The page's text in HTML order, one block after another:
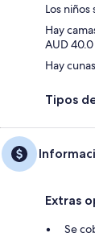
Los
Hay
AUD
Hay
Tipos
Extras
Se